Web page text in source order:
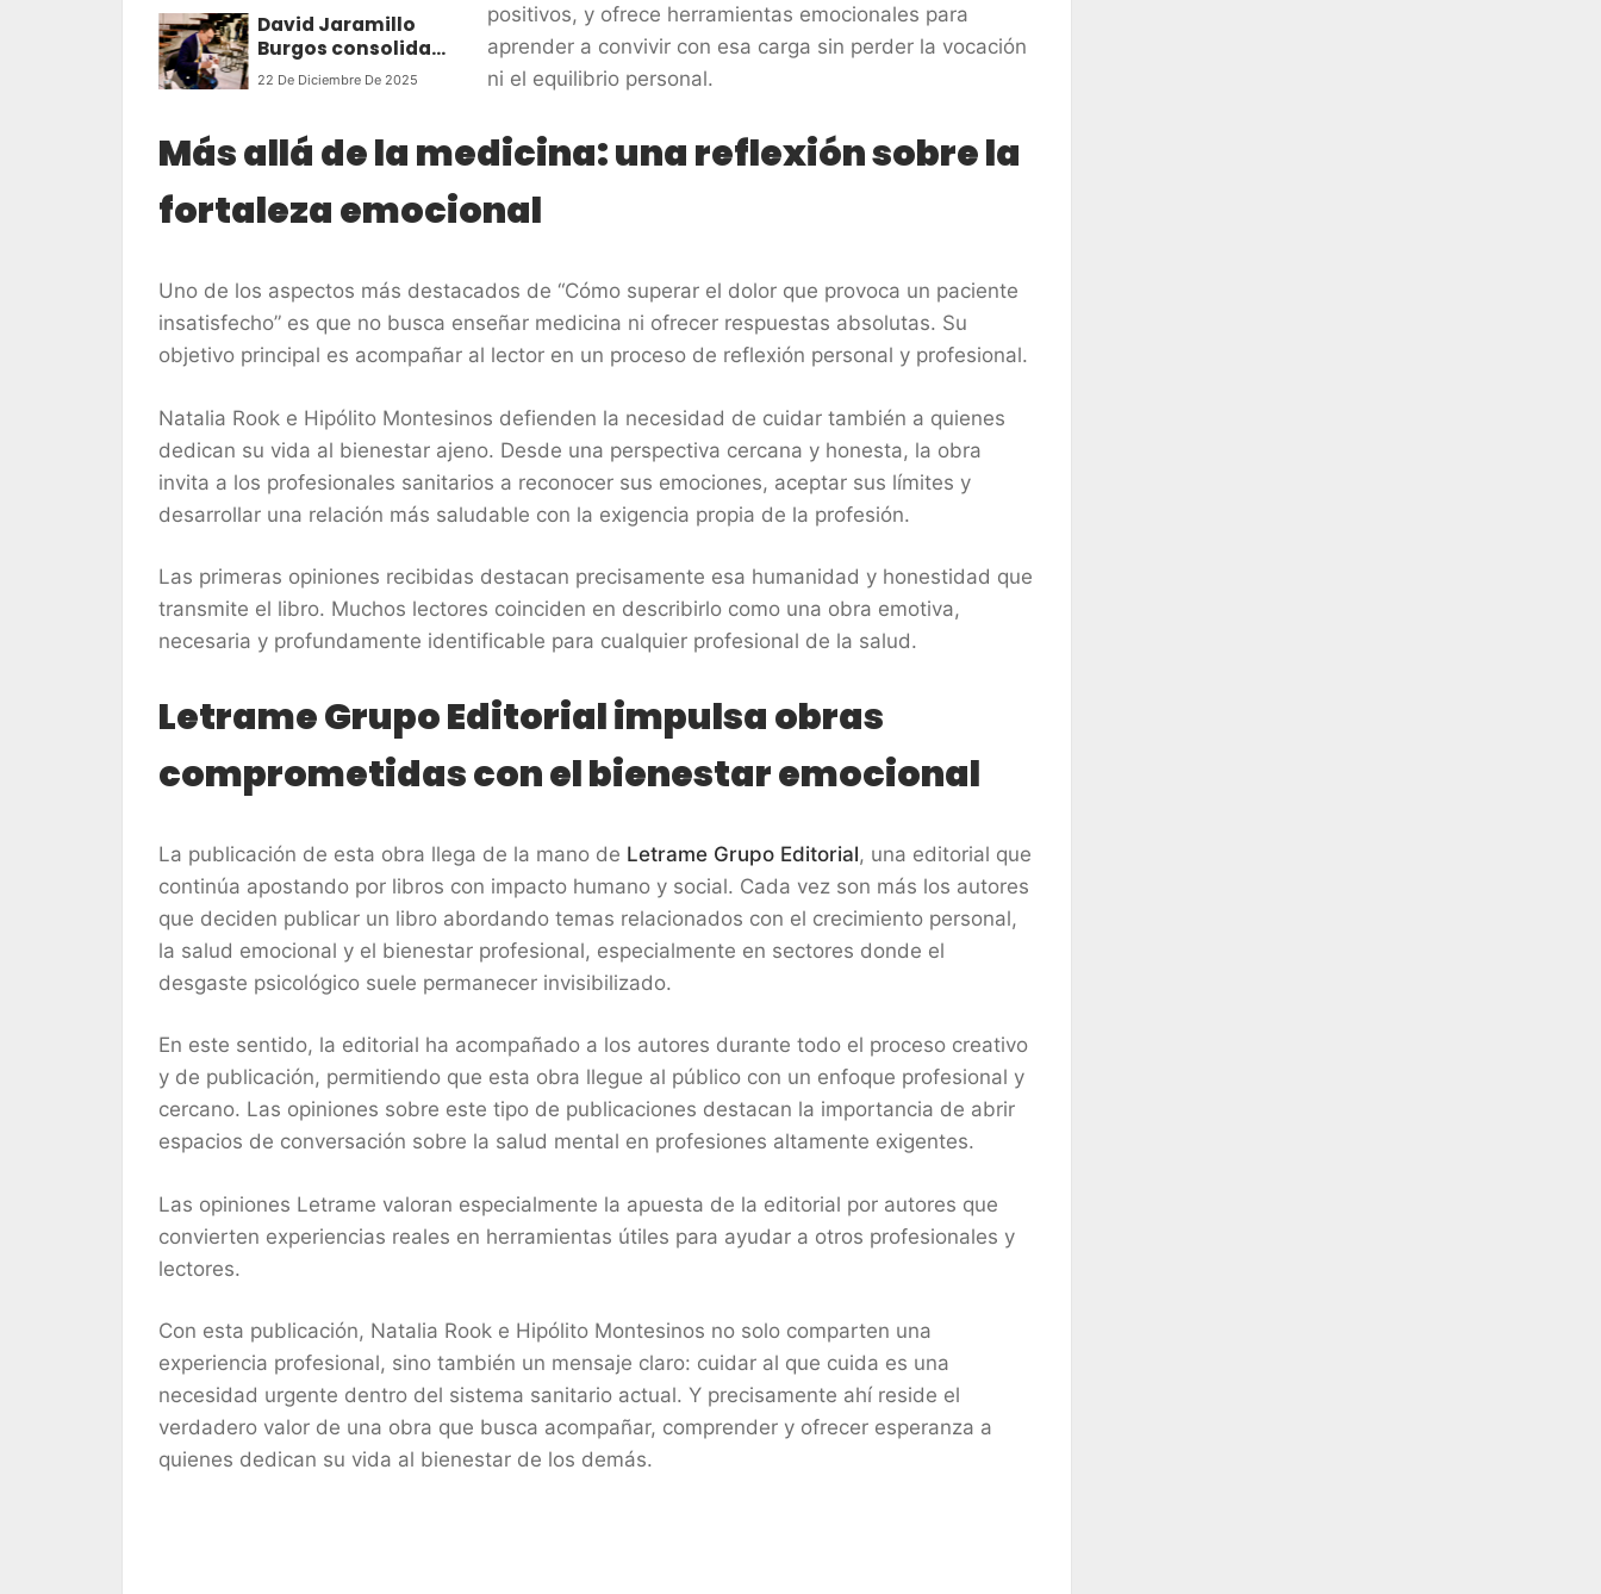
OPORTUNIDADES
obra que
transforma el
cuidado del
cercano y humano
David Jaramillo
Burgos consolida
su propuesta sobre
22 De Diciembre De 2025
positivos, y ofrece herramientas emocionales para
aprender a convivir con esa carga sin perder la vocación
ni el equilibrio personal.
Más allá de la medicina: una reflexión sobre la
fortaleza emocional
Uno de los aspectos más destacados de “Cómo superar el dolor que provoca un paciente
insatisfecho” es que no busca enseñar medicina ni ofrecer respuestas absolutas. Su
objetivo principal es acompañar al lector en un proceso de reflexión personal y profesional.
Natalia Rook e Hipólito Montesinos defienden la necesidad de cuidar también a quienes
dedican su vida al bienestar ajeno. Desde una perspectiva cercana y honesta, la obra
invita a los profesionales sanitarios a reconocer sus emociones, aceptar sus límites y
desarrollar una relación más saludable con la exigencia propia de la profesión.
Las primeras opiniones recibidas destacan precisamente esa humanidad y honestidad que
transmite el libro. Muchos lectores coinciden en describirlo como una obra emotiva,
necesaria y profundamente identificable para cualquier profesional de la salud.
Letrame Grupo Editorial impulsa obras
comprometidas con el bienestar emocional
La publicación de esta obra llega de la mano de Letrame Grupo Editorial, una editorial que
continúa apostando por libros con impacto humano y social. Cada vez son más los autores
que deciden publicar un libro abordando temas relacionados con el crecimiento personal,
la salud emocional y el bienestar profesional, especialmente en sectores donde el
desgaste psicológico suele permanecer invisibilizado.
En este sentido, la editorial ha acompañado a los autores durante todo el proceso creativo
y de publicación, permitiendo que esta obra llegue al público con un enfoque profesional y
cercano. Las opiniones sobre este tipo de publicaciones destacan la importancia de abrir
espacios de conversación sobre la salud mental en profesiones altamente exigentes.
Las opiniones Letrame valoran especialmente la apuesta de la editorial por autores que
convierten experiencias reales en herramientas útiles para ayudar a otros profesionales y
lectores.
Con esta publicación, Natalia Rook e Hipólito Montesinos no solo comparten una
experiencia profesional, sino también un mensaje claro: cuidar al que cuida es una
necesidad urgente dentro del sistema sanitario actual. Y precisamente ahí reside el
verdadero valor de una obra que busca acompañar, comprender y ofrecer esperanza a
quienes dedican su vida al bienestar de los demás.